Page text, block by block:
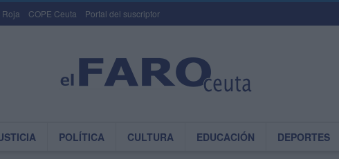
Roja COPE Ceuta Portal del suscriptor
POLÍTICA CULTURA EDUCACIÓN DEPORTES